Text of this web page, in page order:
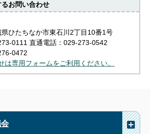
お問い合わせ
ひたちなか市東石川2丁目10番1号
0111 直通電話：029-273-0542
0472
は専用フォームをご利用ください。